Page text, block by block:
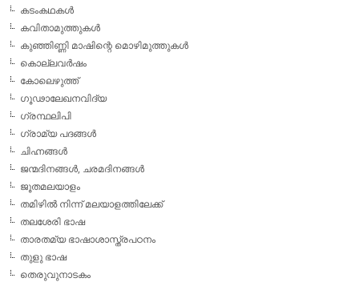
കടംകഥകള്‍
കവിതാമുത്തുകള്‍
കുഞ്ഞിണ്ണി മാഷിന്റെ മൊഴിമുത്തുകള്‍
കൊല്ലവര്‍ഷം
കോലെഴുത്ത്
ഗൂഢാലേഖനവിദ്യ
ഗ്രന്ഥലിപി
ഗ്രാമ്യ പദങ്ങള്‍
ചിഹ്നങ്ങള്‍
ജന്മദിനങ്ങള്‍, ചരമദിനങ്ങള്‍
ജൂതമലയാളം
തമിഴില്‍ നിന്ന് മലയാളത്തിലേക്ക്
തലശേരി ഭാഷ
താരതമ്യ ഭാഷാശാസ്ത്രപഠനം
തുളു ഭാഷ
തെരുവുനാടകം